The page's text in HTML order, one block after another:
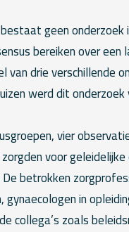
geen
bereiken over
drie verschillende
werd dit onderzoek
vier
voor
betrokken
gynaecologen in
collega’s zoals